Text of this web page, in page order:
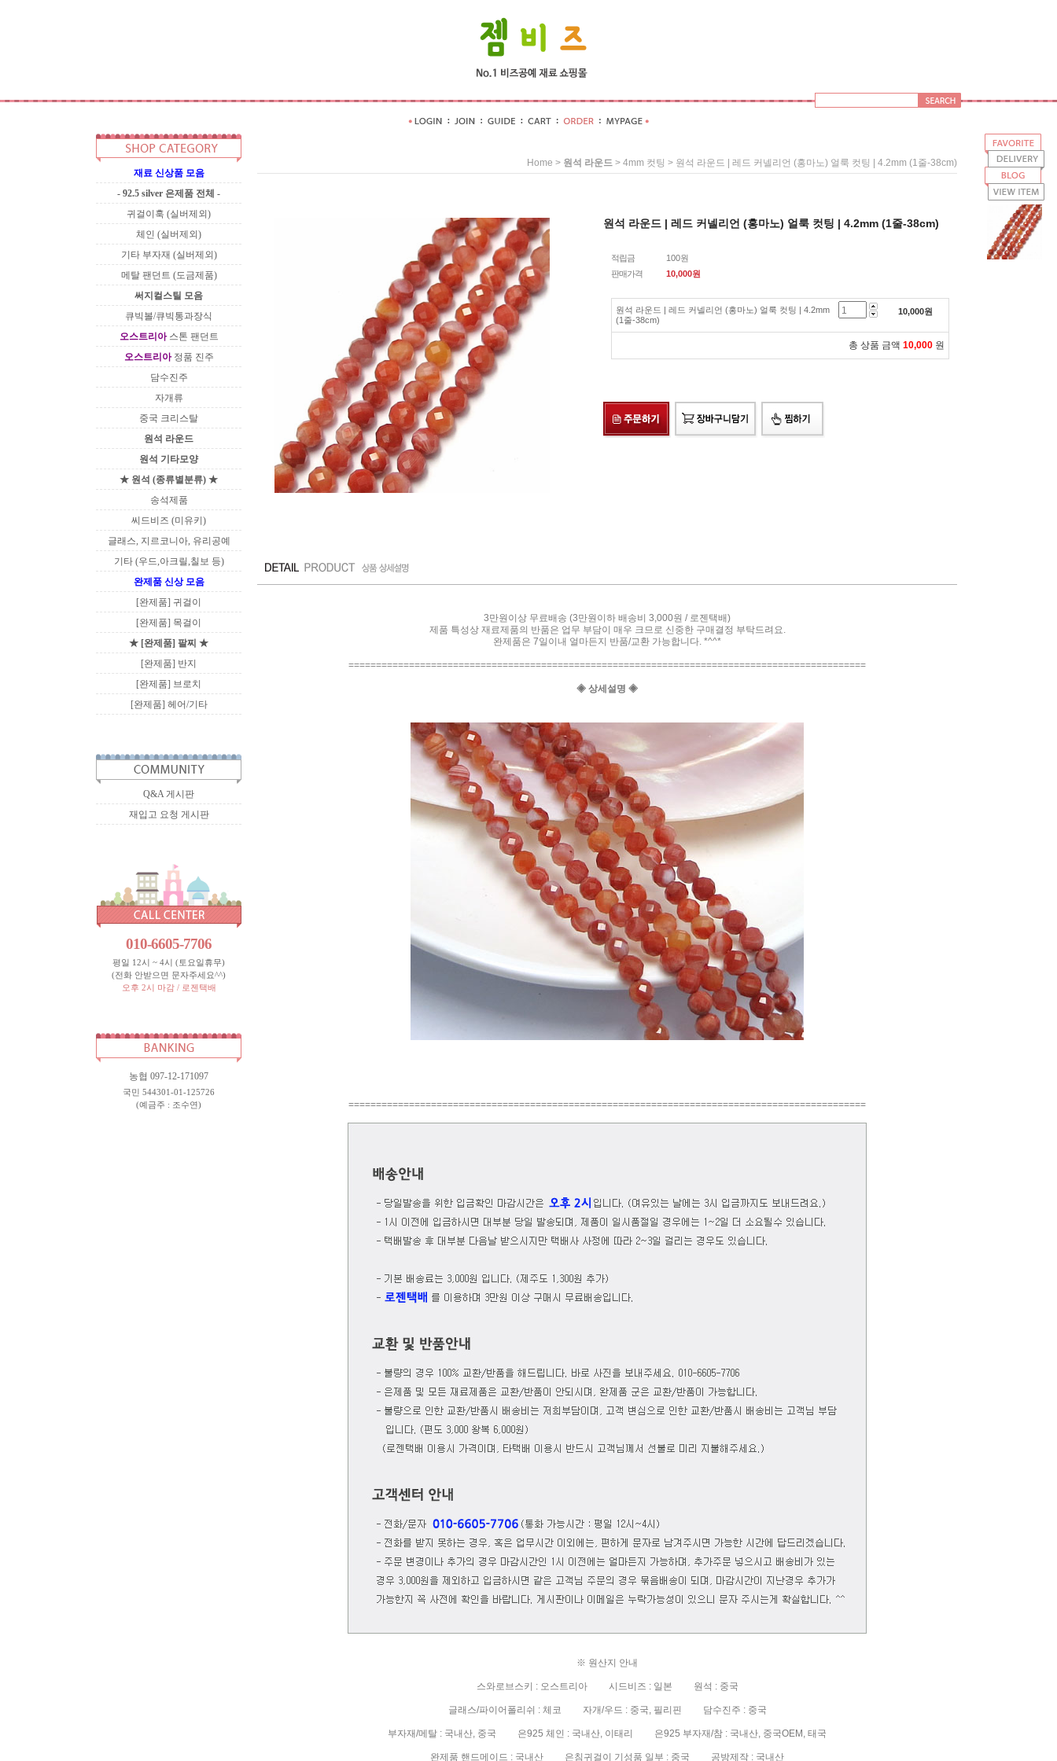
재료 신상품 모음
- 92.5 silver 은제품 전체 -
귀걸이훅 (실버제외)
체인 (실버제외)
기타 부자재 (실버제외)
메탈 팬던트 (도금제품)
써지컬스틸 모음
큐빅볼/큐빅통과장식
오스트리아스톤 팬던트
오스트리아정품 진주
담수진주
자개류
중국 크리스탈
원석 라운드
원석 기타모양
★ 원석 (종류별분류) ★
송석제품
씨드비즈 (미유키)
글래스, 지르코니아, 유리공예
기타 (우드,아크릴,칠보 등)
완제품 신상 모음
[완제품] 귀걸이
[완제품] 목걸이
★ [완제품] 팔찌 ★
[완제품] 반지
[완제품] 브로치
[완제품] 헤어/기타
Q&A 게시판
재입고 요청 게시판
010-6605-7706
평일 12시 ~ 4시 (토요일휴무)
(전화 안받으면 문자주세요^^)
오후 2시 마감 / 로젠택배
농협 097-12-171097
국민 544301-01-125726
(예금주 : 조수연)
Home > 원석 라운드 > 4mm 컷팅 > 원석 라운드 | 레드 커넬리언 (홍마노) 얼룩 컷팅 | 4.2mm (1줄-38cm)
원석 라운드 | 레드 커넬리언 (홍마노) 얼룩 컷팅 | 4.2mm (1줄-38cm)
적립금
100원
판매가격
10,000원
원석 라운드 | 레드 커넬리언 (홍마노) 얼룩 컷팅 | 4.2mm
(1줄-38cm)
10,000원
총 상품 금액 10,000 원
3만원이상 무료배송 (3만원이하 배송비 3,000원 / 로젠택배)
제품 특성상 재료제품의 반품은 업무 부담이 매우 크므로 신중한 구매결정 부탁드려요.
완제품은 7일이내 얼마든지 반품/교환 가능합니다. *^^*
==============================================================================================
◈ 상세설명 ◈
==============================================================================================
※ 원산지 안내
스와로브스키 : 오스트리아 시드비즈 : 일본 원석 : 중국
글래스/파이어폴리쉬 : 체코 자개/우드 : 중국, 필리핀 담수진주 : 중국
부자재/메탈 : 국내산, 중국 은925 체인 : 국내산, 이태리 은925 부자재/참 : 국내산, 중국OEM, 태국
완제품 핸드메이드 : 국내산 은침귀걸이 기성품 일부 : 중국 공방제작 : 국내산